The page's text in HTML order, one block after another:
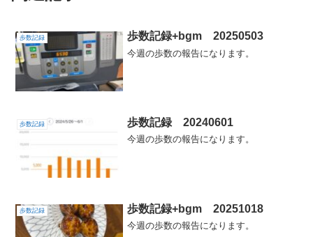
歩数記録 歩数記録+bgm 20250503
今週の歩数の報告になります。
歩数記録 歩数記録 20240601
今週の歩数の報告になります。
歩数記録 歩数記録+bgm 20251018
今週の歩数の報告になります。